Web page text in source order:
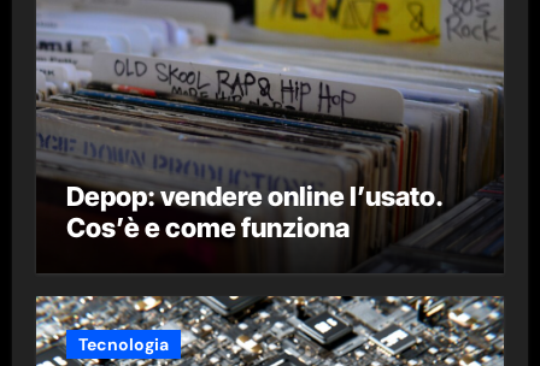
Depop: vendere online l’usato.
Cos’è e come funziona
Tecnologia